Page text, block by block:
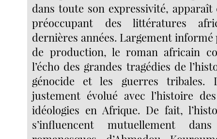
dans toute son expressivité,
préoccupant des littératures
dernières années. Largement
de production, le roman africain
l’écho des grandes tragédies de
génocide et les guerres tribales.
justement évolué avec l’histoire
idéologies en Afrique. De fait,
s’influencent mutuellement